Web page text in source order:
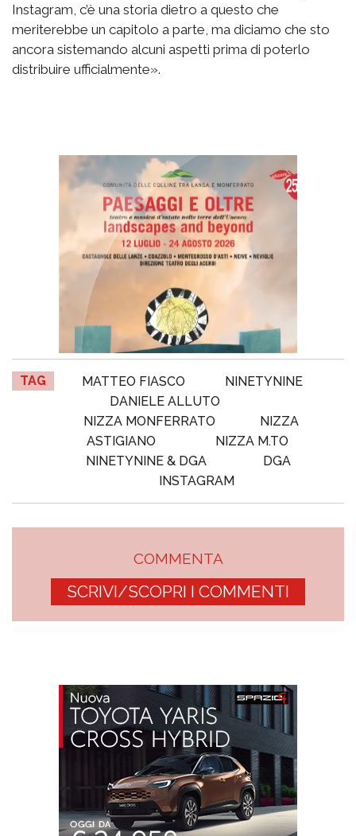
Instagram, c’è una storia dietro a questo che
meriterebbe un capitolo a parte, ma diciamo che sto
ancora sistemando alcuni aspetti prima di poterlo
distribuire ufficialmente».
TAG MATTEO FIASCO
NINETYNINE
DANIELE ALLUTO
NIZZA MONFERRATO
NIZZA
ASTIGIANO
NIZZA M.TO
NINETYNINE & DGA
DGA
INSTAGRAM
COMMENTA
SCRIVI/SCOPRI I COMMENTI